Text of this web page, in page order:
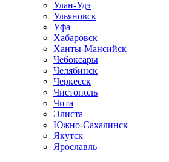
Улан-Удэ
Ульяновск
Уфа
Хабаровск
Ханты-Мансийск
Чебоксары
Челябинск
Черкесск
Чистополь
Чита
Элиста
Южно-Сахалинск
Якутск
Ярославль